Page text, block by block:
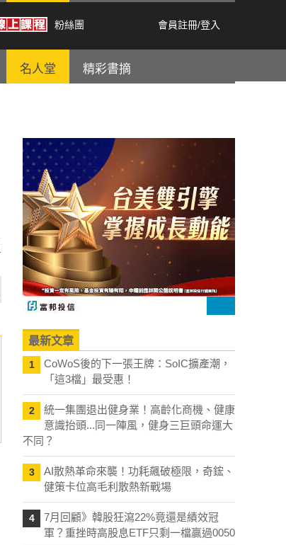
粉絲團 會員註冊/登入
名人堂 精彩書摘
最新文章
1
CoWoS後的下一張王牌：SoIC擴產潮，
「這3檔」最受惠！
2
統一集團退出健身業！高齡化商機、健康
意識抬頭...同一陣風，健身三巨頭命運大
不同？
3
AI散熱革命來襲！功耗飆破極限，奇鋐、
健策卡位高毛利散熱新戰場
4
7月回顧》韓股狂瀉22%竟還是績效冠
軍？重挫時高股息ETF只剩一檔贏過0050